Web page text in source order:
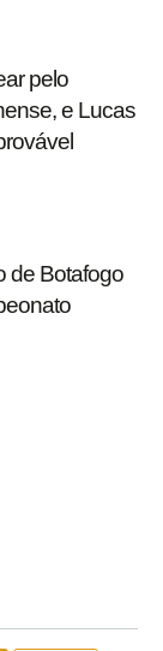
pelo
e Lucas
de Botafogo